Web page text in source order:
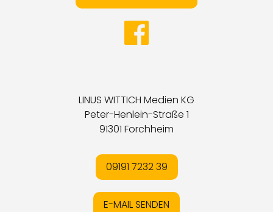
LINUS WITTICH Medien KG
Peter-Henlein-Straße 1
91301 Forchheim
09191 7232 39
E-MAIL SENDEN